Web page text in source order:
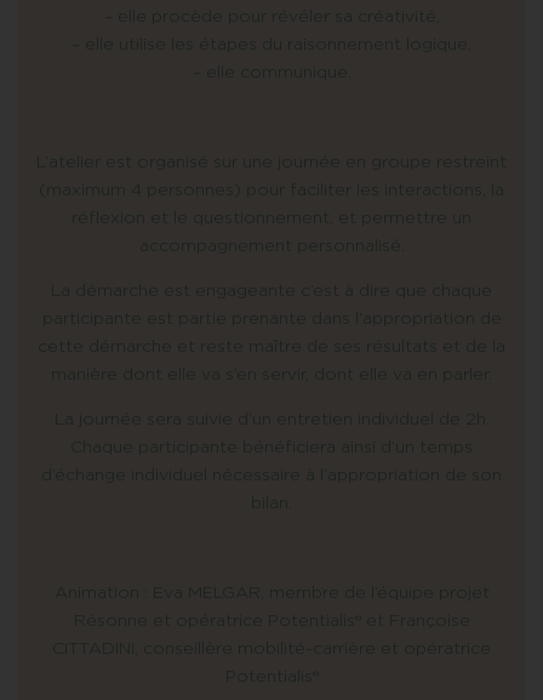
– elle procède pour révéler sa créativité,
– elle utilise les étapes du raisonnement logique,
– elle communique.
L’atelier est organisé sur une journée en groupe restreint
(maximum 4 personnes) pour faciliter les interactions, la
réflexion et le questionnement, et permettre un
accompagnement personnalisé.
La démarche est engageante c’est à dire que chaque
participante est partie prenante dans l’appropriation de
cette démarche et reste maître de ses résultats et de la
manière dont elle va s’en servir, dont elle va en parler.
La journée sera suivie d’un entretien individuel de 2h.
Chaque participante bénéficiera ainsi d’un temps
d’échange individuel nécessaire à l’appropriation de son
bilan.
Animation : Eva MELGAR, membre de l’équipe projet
Résonne et opératrice Potentialis® et Françoise
CITTADINI, conseillère mobilité-carrière et opératrice
Potentialis®